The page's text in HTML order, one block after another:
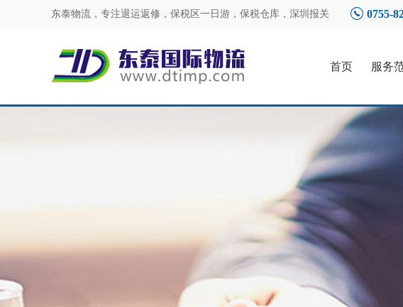
东泰物流，专注退运返修 ， 保税区一日游 ， 保税仓库 ， 深圳报关 0755-
首页 服务